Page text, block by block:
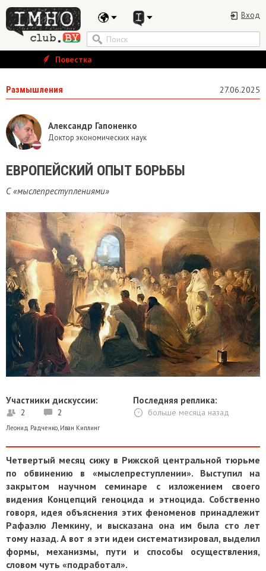
Вход
Повестка
Размышления 27.06.2025
Александр Гапоненко
Доктор экономических наук
ЕВРОПЕЙСКИЙ ОПЫТ БОРЬБЫ
С «мыслепреступлениями»
Участники дискуссии:
2 2
Последняя реплика:
больше месяца назад
Леонид Радченко, Иван Киплинг
Четвертый месяц сижу в Рижской центральной тюрьме
по обвинению в «мыслепреступлении». Выступил на
закрытом научном семинаре с изложением своего
видения Концепций геноцида и этноцида. Собственно
говоря, идея объяснения этих феноменов принадлежит
Рафаэлю Лемкину, и высказана она им была сто лет
тому назад. А вот я эти идеи систематизировал, выделил
формы, механизмы, пути и способы осуществления,
словом чуть «подработал».